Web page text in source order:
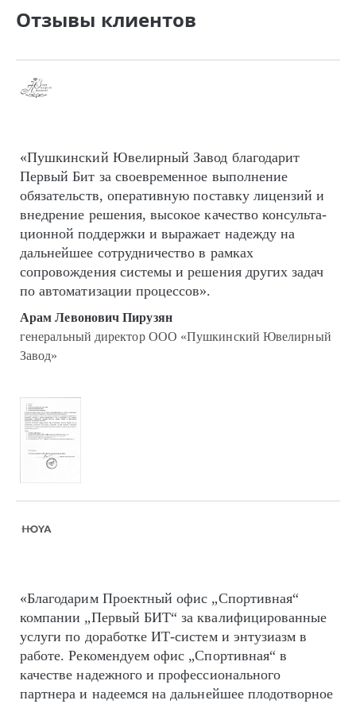
Отзывы клиентов
«Пушкинский Ювелирный Завод благодарит
Первый Бит за своевременное выполнение
обязательств, оперативную поставку лицензий и
внедрение решения, высокое качество кон­суль­та­
цион­ной поддержки и выражает надежду на
дальнейшее сотрудничество в рамках
сопровождения системы и решения других задач
по автоматизации процессов».
Арам Левонович Пирузян
генеральный директор ООО «Пушкинский Ювелирный
Завод»
«Благодарим Проектный офис „Спортивная“
компании „Первый БИТ“ за квалифицированные
услуги по доработке ИТ-систем и энтузиазм в
работе. Рекомендуем офис „Спортивная“ в
качестве надежного и профессионального
партнера и надеемся на дальнейшее плодотворное